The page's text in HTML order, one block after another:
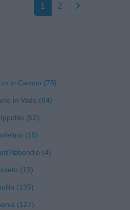
1 2
in Campo (75)
in Vado (84)
(52)
(19)
(4)
(13)
(135)
(127)